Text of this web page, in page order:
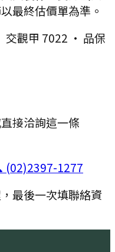
最終估價單為準。
交觀甲 7022 · 品保
接洽詢這一條
(02)2397-1277
最後一次填聯絡資